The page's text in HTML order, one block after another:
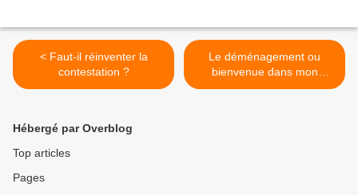
< Faut-il réinventer la
contestation ?
Le déménagement ou
bienvenue dans mon
placard >
Hébergé par Overblog
Top articles
Pages